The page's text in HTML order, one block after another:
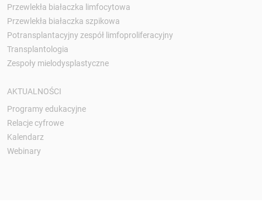
Przewlekła białaczka limfocytowa
Przewlekła białaczka szpikowa
Potransplantacyjny zespół limfoproliferacyjny
Transplantologia
Zespoły mielodysplastyczne
AKTUALNOŚCI
Programy edukacyjne
Relacje cyfrowe
Kalendarz
Webinary